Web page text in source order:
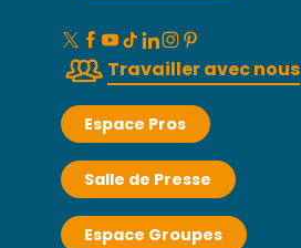
Travailler avec nous
Espace Pros
Salle de Presse
Espace Groupes